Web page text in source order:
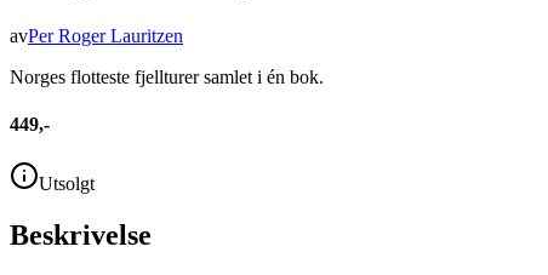
avPer Roger Lauritzen
Norges flotteste fjellturer samlet i én bok.
449,-
Utsolgt
Beskrivelse